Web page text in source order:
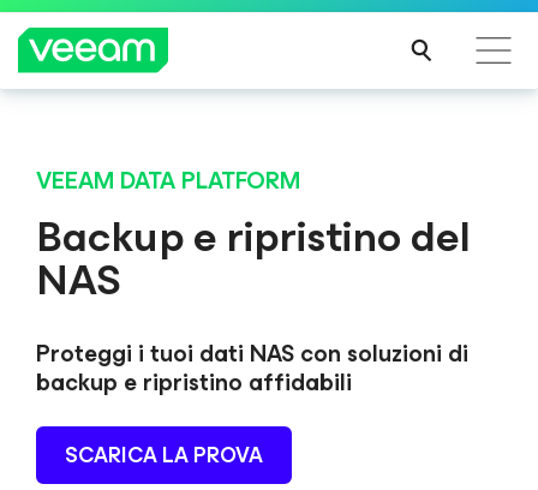
dall'aggiornamento dei contenuti di CrowdStrike
SAPE
RNE
DI
VEEAM DATA PLATFORM
Backup e ripristino del
NAS
Proteggi i tuoi dati NAS con soluzioni di
backup e ripristino affidabili
SCARICA LA PROVA